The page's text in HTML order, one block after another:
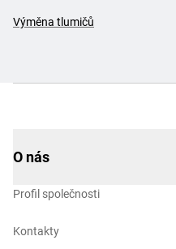
Výměna tlumičů
O nás
Profil společnosti
Kontakty